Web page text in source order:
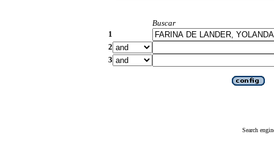
Buscar
1
2
3
Search